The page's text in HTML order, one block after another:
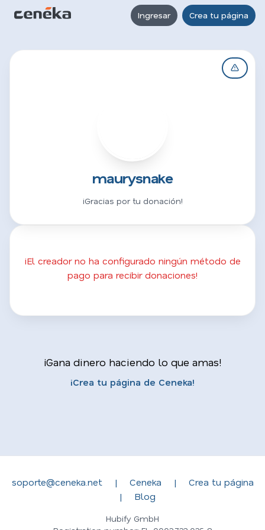
Ingresar Crea tu página
maurysnake
¡Gracias por tu donación!
¡El creador no ha configurado ningún método de
pago para recibir donaciones!
¡Gana dinero haciendo lo que amas!
¡Crea tu página de Ceneka!
soporte@ceneka.net | Ceneka |
Crea tu página
|
Blog
Hubify GmbH